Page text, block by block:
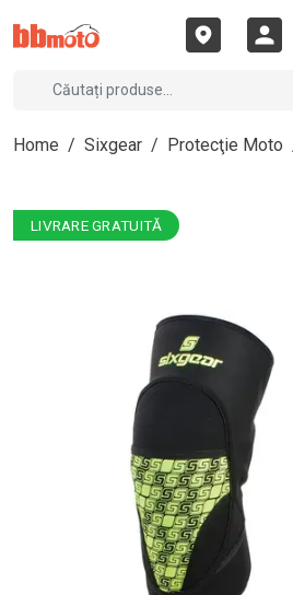
Home / Sixgear / Protecţie Moto
LIVRARE GRATUITĂ